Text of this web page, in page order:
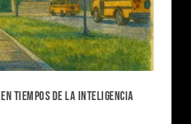
TIEMPOS DE LA INTELIGENCIA